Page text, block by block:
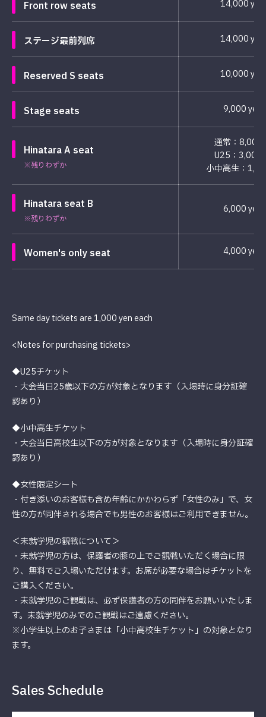
Front row seats 14,000 yen
ステージ最前列席 14,000 yen
Reserved S seats 10,000 yen
Stage seats 9,000 yen
Hinatara A seat
※残りわずか
通常：8,000
U25：3,000
小中高生：
Hinatara seat B
※残りわずか
6,000 yen
Women's only seat 4,000 yen
Same day tickets are 1,000 yen each
<Notes for purchasing tickets>
◆U25チケット
・大会当日25歳以下の方が対象となります（入場時に身分証確
認あり）
◆小中高生チケット
・大会当日高校生以下の方が対象となります（入場時に身分証確
認あり）
◆女性限定シート
・付き添いのお客様も含め年齢にかかわらず「女性のみ」で、女
性の方が同伴される場合でも男性のお客様はご利用できません。
＜未就学児の観戦について＞
・未就学児の方は、保護者の膝の上でご観戦いただく場合に限
り、無料でご入場いただけます。お席が必要な場合はチケットを
ご購入ください。
・未就学児のご観戦は、必ず保護者の方の同伴をお願いいたしま
す。未就学児のみでのご観戦はご遠慮ください。
※小学生以上のお子さまは「小中高校生チケット」の対象となり
ます。
Sales Schedule